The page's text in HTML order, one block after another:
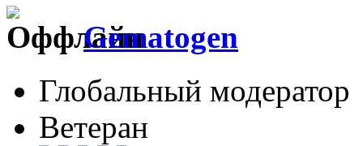
Gematogen
Глобальный модератор
Ветеран